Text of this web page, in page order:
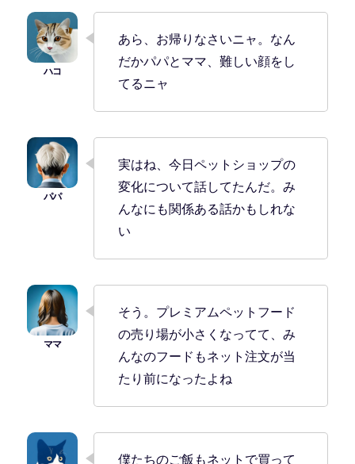
あら、お帰りなさいニャ。なん
だかパパとママ、難しい顔をし
てるニャ
実はね、今日ペットショップの
変化について話してたんだ。み
んなにも関係ある話かもしれな
い
そう。プレミアムペットフード
の売り場が小さくなってて、み
んなのフードもネット注文が当
たり前になったよね
僕たちのご飯もネットで買って